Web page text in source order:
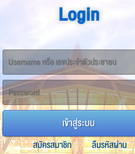
Login
เข้าสู่ระบบ
สมัครสมาชิก
ลืมรหัสผ่าน